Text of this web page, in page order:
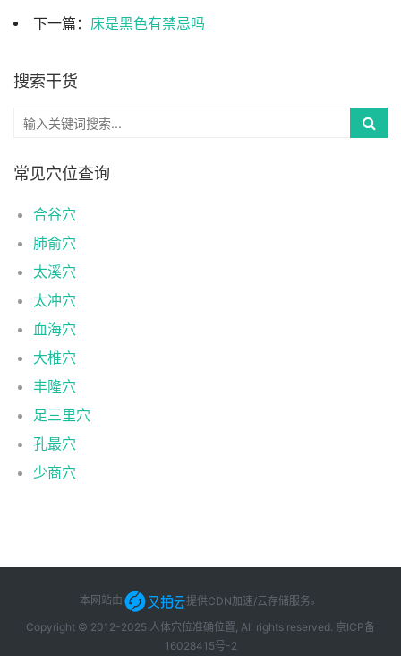
下一篇： 床是黑色有禁忌吗
搜索干货
常见穴位查询
合谷穴
肺俞穴
太溪穴
太冲穴
血海穴
大椎穴
丰隆穴
足三里穴
孔最穴
少商穴
本网站由 提供CDN加速/云存储服务。
Copyright © 2012-2025 人体穴位准确位置, All rights reserved. 京ICP备
16028415号-2